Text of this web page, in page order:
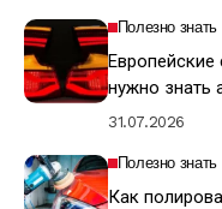
Полезно знать
Европейские
нужно знать
31.07.2026
Полезно знать
Как